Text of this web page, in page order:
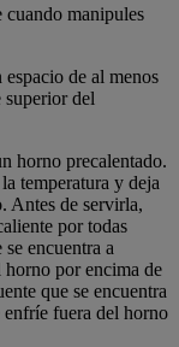
cuando manipules
de al menos
superior del
horno precalentado.
temperatura y deja
Antes de servirla,
por todas
se encuentra a
horno por encima de
que se encuentra
enfríe fuera del horno